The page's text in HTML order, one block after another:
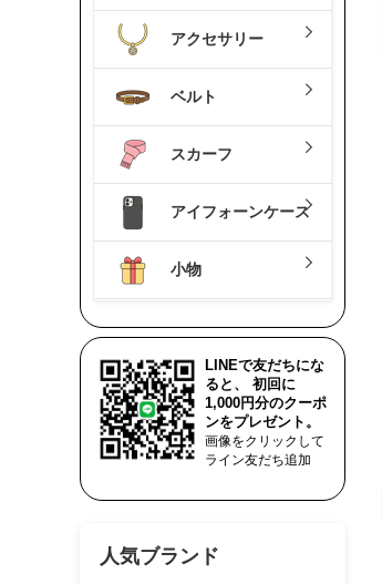
アクセサリー
ベルト
スカーフ
アイフォーンケース
小物
LINEで友だちにな
ると、 初回に
1,000円分のクーポ
ンをプレゼント。
画像をクリックして
ライン友だち追加
人気ブランド